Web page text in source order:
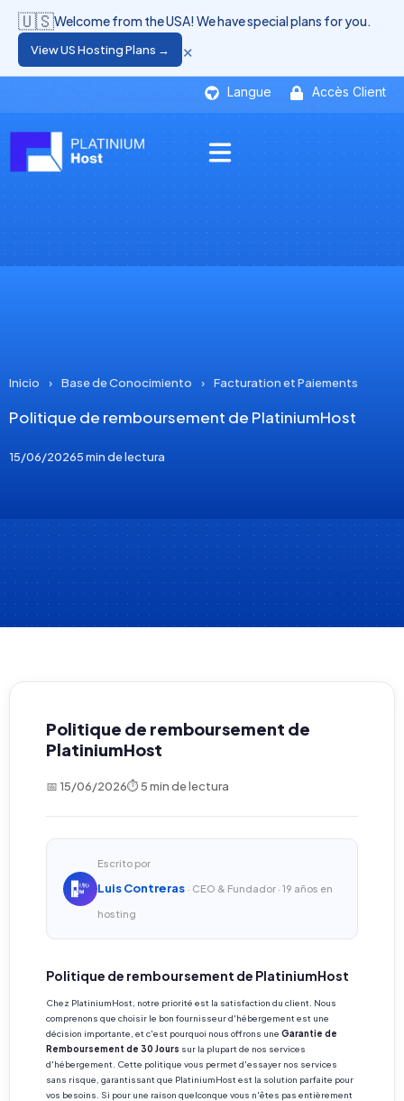
Langue Accès Client
🇺🇸Welcome from the USA! We have special plans for you.
View US Hosting Plans → ×
Inicio › Base de Conocimiento › Facturation et Paiements
Politique de remboursement de PlatiniumHost
15/06/20265 min de lectura
Politique de remboursement de
PlatiniumHost
📅 15/06/2026⏱ 5 min de lectura
Escrito por
Luis Contreras · CEO & Fundador · 19 años en
hosting
Politique de remboursement de PlatiniumHost
Chez PlatiniumHost, notre priorité est la satisfaction du client. Nous
comprenons que choisir le bon fournisseur d'hébergement est une
décision importante, et c'est pourquoi nous offrons une Garantie de
Remboursement de 30 Jours sur la plupart de nos services
d'hébergement. Cette politique vous permet d'essayer nos services
sans risque, garantissant que PlatiniumHost est la solution parfaite pour
vos besoins. Si pour une raison quelconque vous n'êtes pas entièrement